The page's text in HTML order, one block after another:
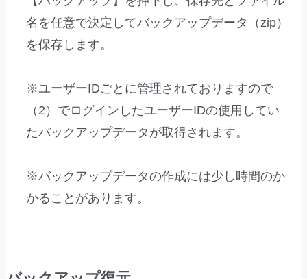
名を任意で決定してバックアップデータ（zip）
を保存します。
※ユーザーIDごとに管理されておりますので
（2）でログインしたユーザーIDの使用してい
たバックアップデータが取得されます。
※バックアップデータの作成には少し時間のか
かることがあります。